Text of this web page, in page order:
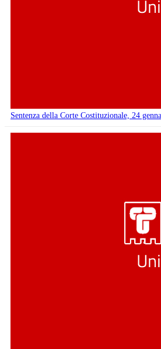
Sentenza della Corte Costituzionale, 24